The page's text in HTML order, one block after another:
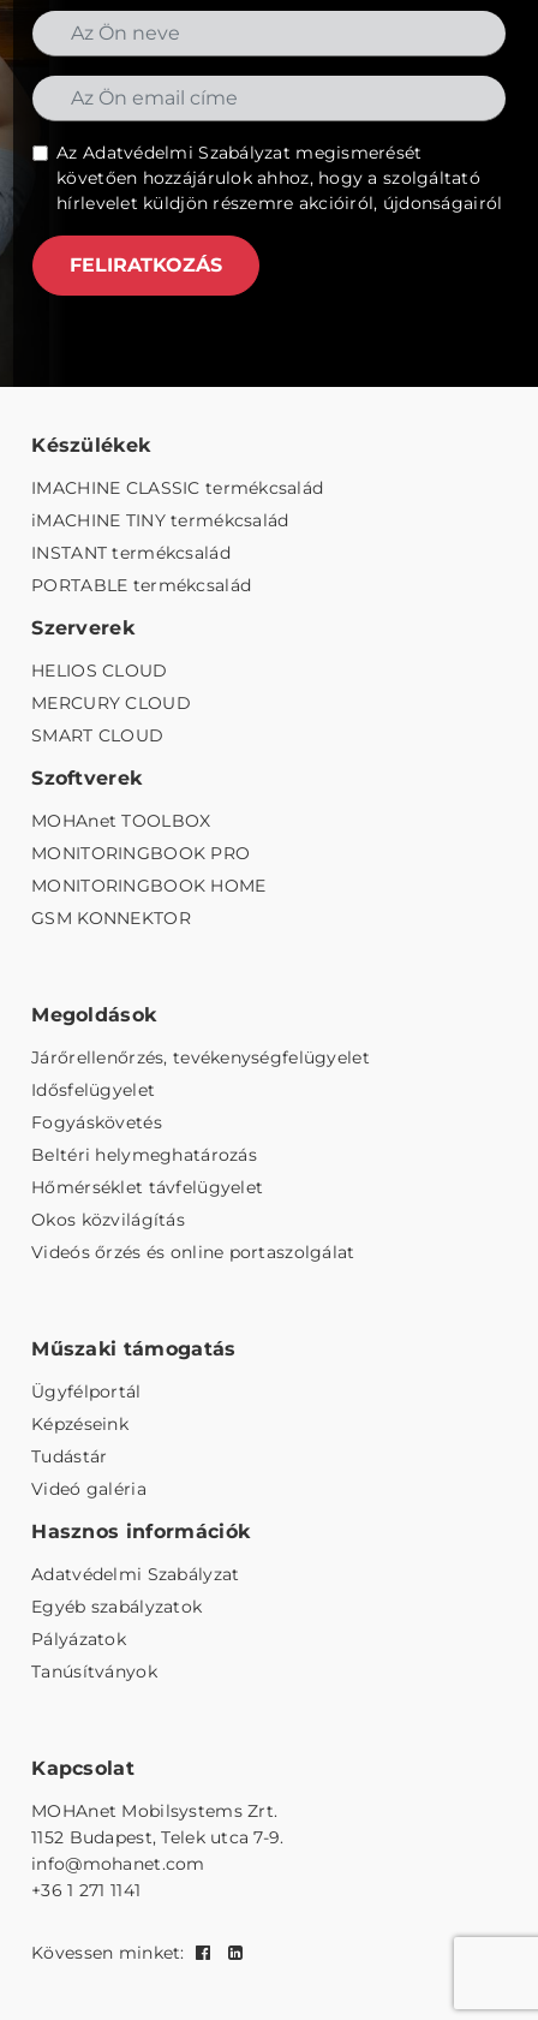
AzAdatvédelmi Szabályzat megismerését
követően hozzájárulok ahhoz, hogy a szolgáltató
hírlevelet küldjön részemre akcióiról, újdonságairól
FELIRATKOZÁS
Készülékek
IMACHINE CLASSIC termékcsalád
iMACHINE TINY termékcsalád
INSTANT termékcsalád
PORTABLE termékcsalád
Szerverek
HELIOS CLOUD
MERCURY CLOUD
SMART CLOUD
Szoftverek
MOHAnet TOOLBOX
MONITORINGBOOK PRO
MONITORINGBOOK HOME
GSM KONNEKTOR
Megoldások
Járőrellenőrzés, tevékenységfelügyelet
Idősfelügyelet
Fogyáskövetés
Beltéri helymeghatározás
Hőmérséklet távfelügyelet
Okos közvilágítás
Videós őrzés és online portaszolgálat
Műszaki támogatás
Ügyfélportál
Képzéseink
Tudástár
Videó galéria
Hasznos információk
Adatvédelmi Szabályzat
Egyéb szabályzatok
Pályázatok
Tanúsítványok
Kapcsolat
MOHAnet Mobilsystems Zrt.
1152 Budapest, Telek utca 7-9.
info@mohanet.com
+36 1 271 1141
Kövessen minket: